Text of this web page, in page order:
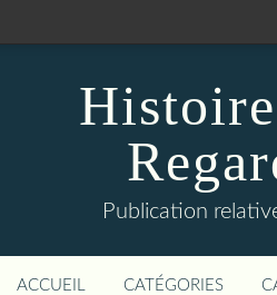
Publication
ACCUEIL CATÉGORIES